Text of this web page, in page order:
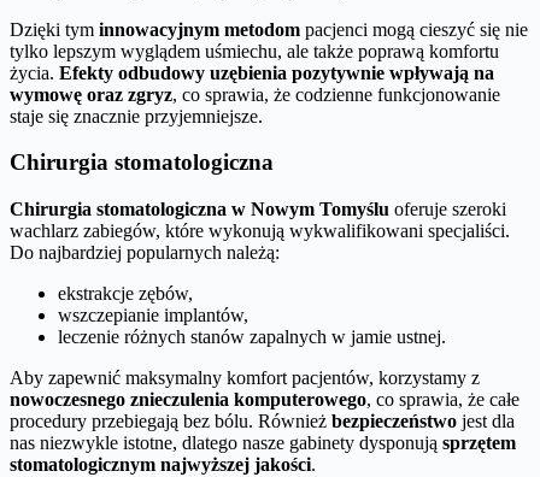
Dzięki tym innowacyjnym metodom pacjenci mogą cieszyć się nie
tylko lepszym wyglądem uśmiechu, ale także poprawą komfortu
życia. Efekty odbudowy uzębienia pozytywnie wpływają na
wymowę oraz zgryz, co sprawia, że codzienne funkcjonowanie
staje się znacznie przyjemniejsze.
Chirurgia stomatologiczna
Chirurgia stomatologiczna w Nowym Tomyślu oferuje szeroki
wachlarz zabiegów, które wykonują wykwalifikowani specjaliści.
Do najbardziej popularnych należą:
ekstrakcje zębów,
wszczepianie implantów,
leczenie różnych stanów zapalnych w jamie ustnej.
Aby zapewnić maksymalny komfort pacjentów, korzystamy z
nowoczesnego znieczulenia komputerowego, co sprawia, że całe
procedury przebiegają bez bólu. Również bezpieczeństwo jest dla
nas niezwykle istotne, dlatego nasze gabinety dysponują sprzętem
stomatologicznym najwyższej jakości.